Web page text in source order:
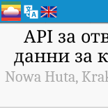
API за
данни за
Nowa Huta,